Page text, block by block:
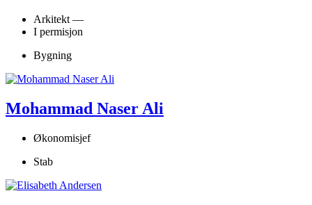
Arkitekt —
I permisjon
Bygning
Mohammad Naser Ali
Økonomisjef
Stab